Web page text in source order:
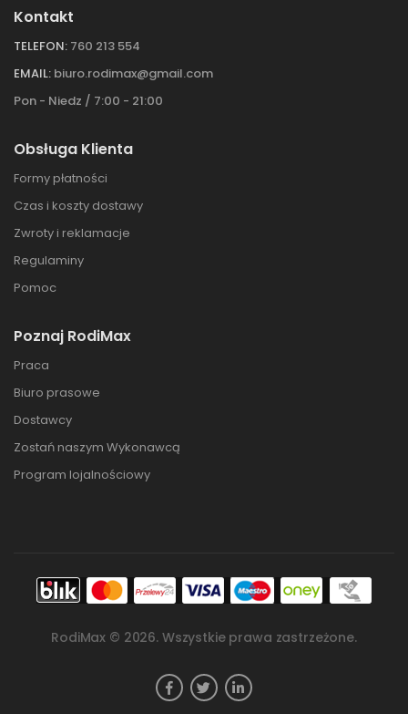
Kontakt
TELEFON: 760 213 554
EMAIL: biuro.rodimax@gmail.com
Pon - Niedz / 7:00 - 21:00
Obsługa Klienta
Formy płatności
Czas i koszty dostawy
Zwroty i reklamacje
Regulaminy
Pomoc
Poznaj RodiMax
Praca
Biuro prasowe
Dostawcy
Zostań naszym Wykonawcą
Program lojalnościowy
RodiMax © 2026. Wszystkie prawa zastrzeżone.